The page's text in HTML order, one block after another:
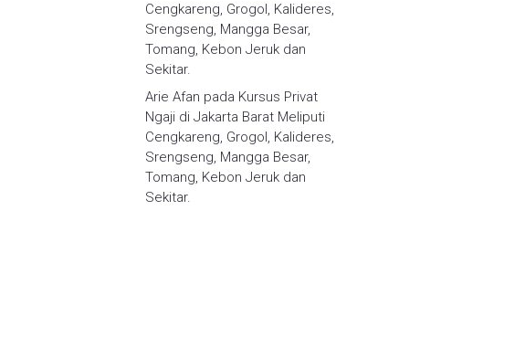
Cengkareng, Grogol, Kalideres,
Srengseng, Mangga Besar,
Tomang, Kebon Jeruk dan
Sekitar.
Arie Afan pada Kursus Privat
Ngaji di Jakarta Barat Meliputi
Cengkareng, Grogol, Kalideres,
Srengseng, Mangga Besar,
Tomang, Kebon Jeruk dan
Sekitar.